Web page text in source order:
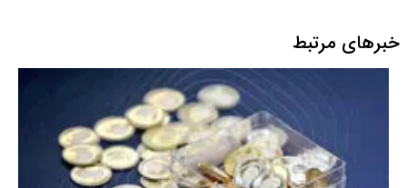
خبرهای مرتبط